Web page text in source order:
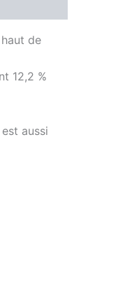
de
12,2 %
aussi